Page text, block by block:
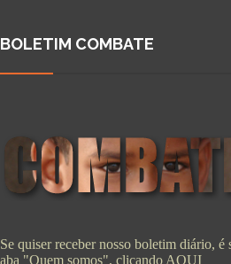
BOLETIM COMBATE
Se quiser receber nosso boletim diário, é
aba "Quem somos", clicando AQUI